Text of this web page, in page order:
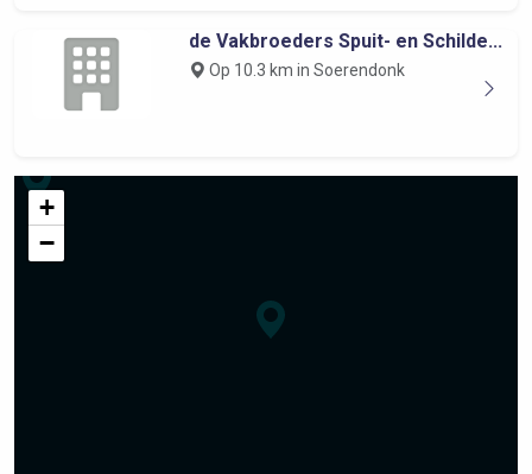
de Vakbroeders Spuit- en Schilde...
Op 10.3 km in Soerendonk
+
−